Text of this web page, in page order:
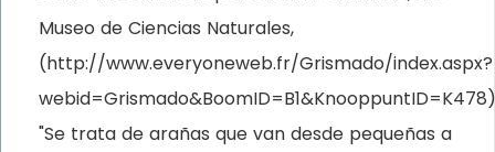
Museo de Ciencias Naturales,
(http://www.everyoneweb.fr/Grismado/index.aspx?
webid=Grismado&BoomID=B1&KnooppuntID=K478)
"Se trata de arañas que van desde pequeñas a